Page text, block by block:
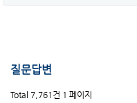
질문답변
Total 7,761건 1 페이지